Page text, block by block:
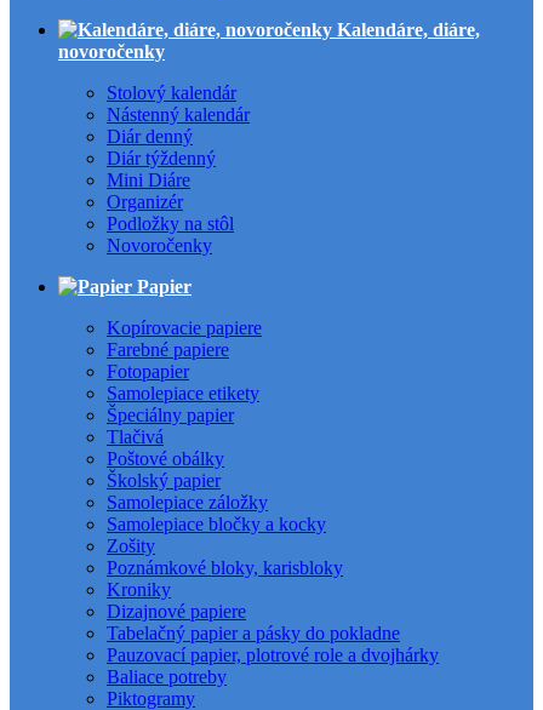
Kalendáre, diáre,
novoročenky
Stolový kalendár
Nástenný kalendár
Diár denný
Diár týždenný
Mini Diáre
Organizér
Podložky na stôl
Novoročenky
Papier
Kopírovacie papiere
Farebné papiere
Fotopapier
Samolepiace etikety
Špeciálny papier
Tlačivá
Poštové obálky
Školský papier
Samolepiace záložky
Samolepiace bločky a kocky
Zošity
Poznámkové bloky, karisbloky
Kroniky
Dizajnové papiere
Tabelačný papier a pásky do pokladne
Pauzovací papier, plotrové role a dvojhárky
Baliace potreby
Piktogramy